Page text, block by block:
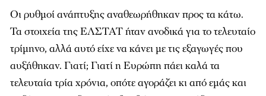
τρίμηνο, αλλά αυτό είχε να κάνει με τις εξαγωγές που
αυξήθηκαν. Γιατί; Γιατί η Ευρώπη πάει καλά τα
τελευταία τρία χρόνια, οπότε αγοράζει κι από εμάς και
αυξάνονται οι εξαγωγές, βοηθώντας την αύξηση του
ΑΕΠ. Από την άλλη, όμως, είδαμε σε ετήσια βάσηοι